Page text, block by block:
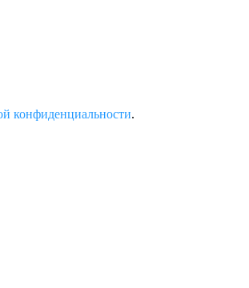
конфиденциальности.